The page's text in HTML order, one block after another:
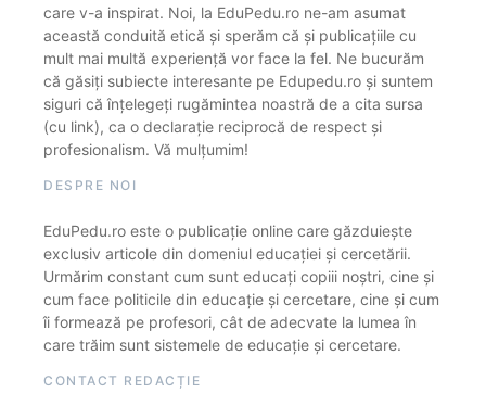
care v-a inspirat. Noi, la EduPedu.ro ne-am asumat
această conduită etică și sperăm că și publicațiile cu
mult mai multă experiență vor face la fel. Ne bucurăm
că găsiți subiecte interesante pe Edupedu.ro și suntem
siguri că înțelegeți rugămintea noastră de a cita sursa
(cu link), ca o declarație reciprocă de respect și
profesionalism. Vă mulțumim!
DESPRE NOI
EduPedu.ro este o publicație online care găzduiește
exclusiv articole din domeniul educației și cercetării.
Urmărim constant cum sunt educați copiii noștri, cine și
cum face politicile din educație și cercetare, cine și cum
îi formează pe profesori, cât de adecvate la lumea în
care trăim sunt sistemele de educație și cercetare.
CONTACT REDACȚIE